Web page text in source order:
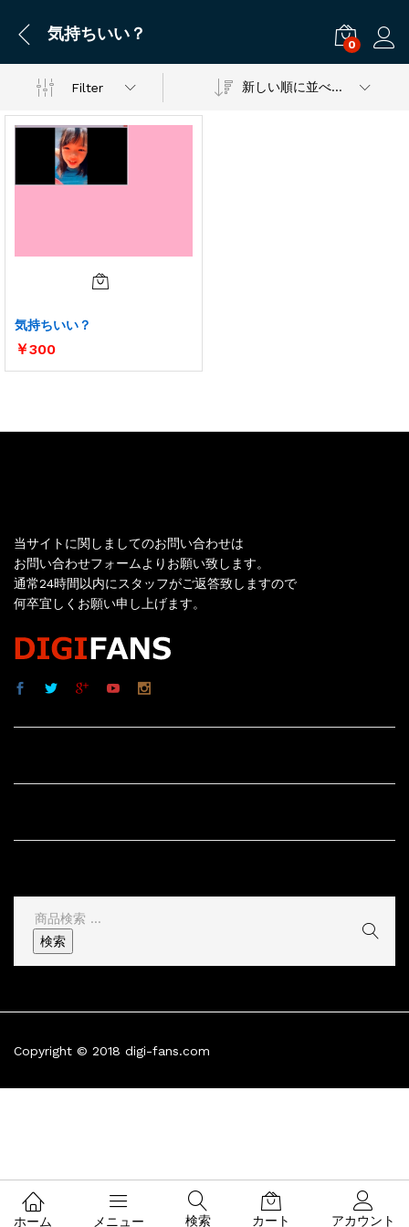
気持ちいい？
0
Filter 新しい順に並べ替え
気持ちいい？
￥300
当サイトに関しましてのお問い合わせは
お問い合わせフォームよりお願い致します。
通常24時間以内にスタッフがご返答致しますので
何卒宜しくお願い申し上げます。
検
索
結
検索
Copyright © 2018 digi-fans.com
ホーム メニュー 検索 カート アカウント